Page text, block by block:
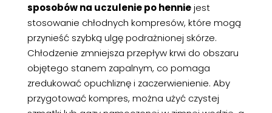
sposobów na uczulenie po henniejest
stosowanie chłodnych kompresów, które mogą
przynieść szybką ulgę podrażnionej skórze.
Chłodzenie zmniejsza przepływ krwi do obszaru
objętego stanem zapalnym, co pomaga
zredukować opuchliznę i zaczerwienienie. Aby
przygotować kompres, można użyć czystej